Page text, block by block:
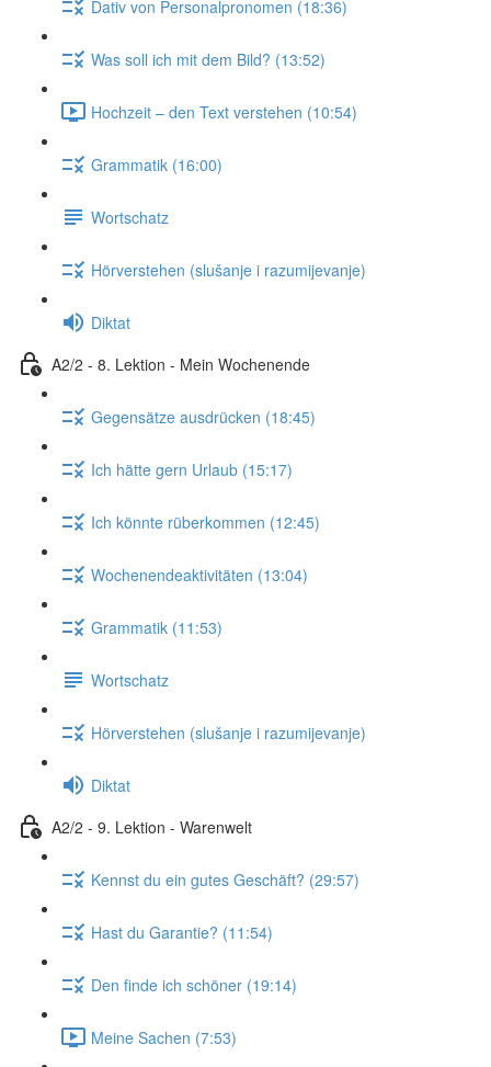
Dativ von Personalpronomen (18:36)
Was soll ich mit dem Bild? (13:52)
Hochzeit – den Text verstehen (10:54)
Grammatik (16:00)
Wortschatz
Hörverstehen (slušanje i razumijevanje)
Diktat
A2/2 - 8. Lektion - Mein Wochenende
Gegensätze ausdrücken (18:45)
Ich hätte gern Urlaub (15:17)
Ich könnte rüberkommen (12:45)
Wochenendeaktivitäten (13:04)
Grammatik (11:53)
Wortschatz
Hörverstehen (slušanje i razumijevanje)
Diktat
A2/2 - 9. Lektion - Warenwelt
Kennst du ein gutes Geschäft? (29:57)
Hast du Garantie? (11:54)
Den finde ich schöner (19:14)
Meine Sachen (7:53)